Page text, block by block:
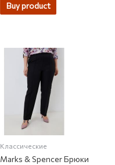
Buy product
Классические
Marks & Spencer Брюки